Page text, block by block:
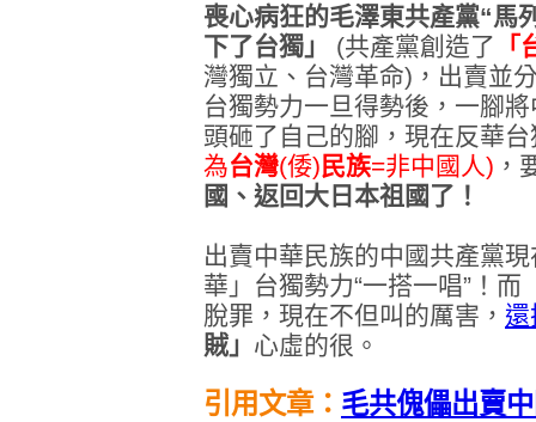
喪心病狂的毛澤東共產黨“馬
下了台獨」
(共產黨創造了 「
灣獨立、台灣革命)，出賣並
台獨勢力一旦得勢後，一腳
頭砸了自己的腳， 現在反華
為台灣(倭) 民族=非中國人) ，
國、返回大日本祖國了！
出賣中華民族的中國共產黨現
華」台獨勢力“一搭一唱”！而
脫罪， 現在不但叫的厲害， 還
賊」 心虛的很。
引用文章： 毛共傀儡出賣